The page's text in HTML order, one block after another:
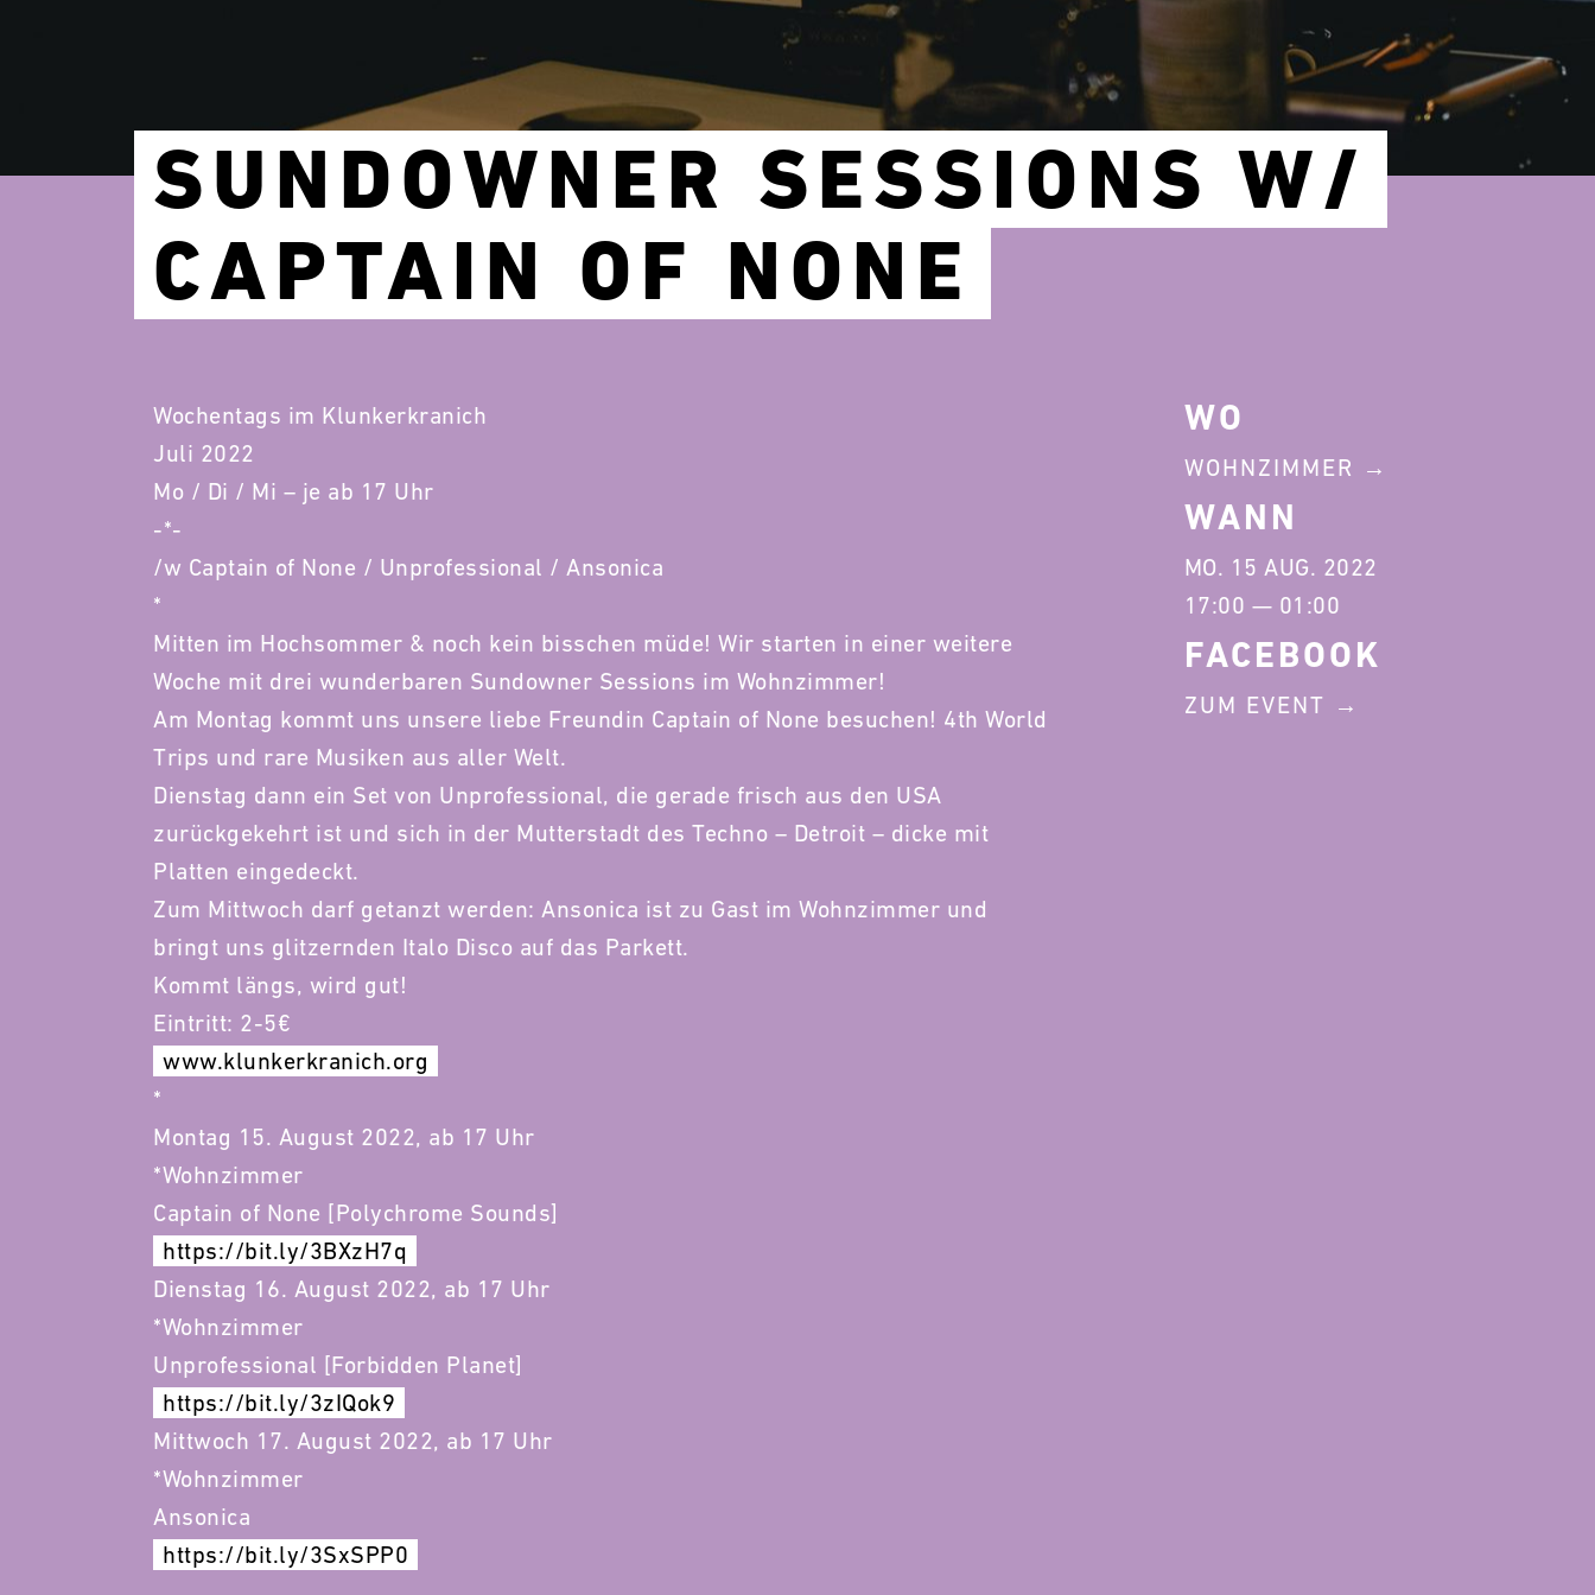
SUNDOWNER SESSIONS W/
CAPTAIN OF NONE
Wochentags im Klunkerkranich
Juli 2022
Mo / Di / Mi – je ab 17 Uhr
-*-
/w Captain of None / Unprofessional / Ansonica
*
Mitten im Hochsommer & noch kein bisschen müde! Wir starten in einer weitere
Woche mit drei wunderbaren Sundowner Sessions im Wohnzimmer!
Am Montag kommt uns unsere liebe Freundin Captain of None besuchen! 4th World
Trips und rare Musiken aus aller Welt.
Dienstag dann ein Set von Unprofessional, die gerade frisch aus den USA
zurückgekehrt ist und sich in der Mutterstadt des Techno – Detroit – dicke mit
Platten eingedeckt.
Zum Mittwoch darf getanzt werden: Ansonica ist zu Gast im Wohnzimmer und
bringt uns glitzernden Italo Disco auf das Parkett.
Kommt längs, wird gut!
Eintritt: 2-5€
www.klunkerkranich.org
*
Montag 15. August 2022, ab 17 Uhr
*Wohnzimmer
Captain of None [Polychrome Sounds]
https://bit.ly/3BXzH7q
Dienstag 16. August 2022, ab 17 Uhr
*Wohnzimmer
Unprofessional [Forbidden Planet]
https://bit.ly/3zIQok9
Mittwoch 17. August 2022, ab 17 Uhr
*Wohnzimmer
Ansonica
https://bit.ly/3SxSPP0
WO
WOHNZIMMER
WANN
MO. 15 AUG. 2022
17:00 — 01:00
FACEBOOK
ZUM EVENT